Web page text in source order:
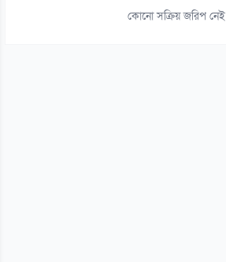
ইয়েমেনে সামরিক শিবিরে ভয়াবহ হামলা, নিহত ৩০
কোনো সক্রিয় জরিপ নেই